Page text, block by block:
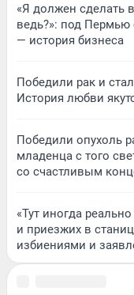
«Я должен сделать
ведь?»: под
— история бизнеса
Победили рак и
История любви
Победили опухоль
младенца с того
со счастливым
«Тут иногда
и приезжих в
избиениями и